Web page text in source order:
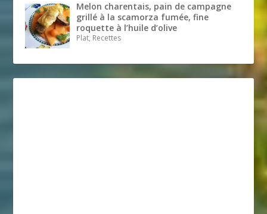
Melon charentais, pain de campagne
grillé à la scamorza fumée, fine
roquette à l’huile d’olive
Plat, Recettes